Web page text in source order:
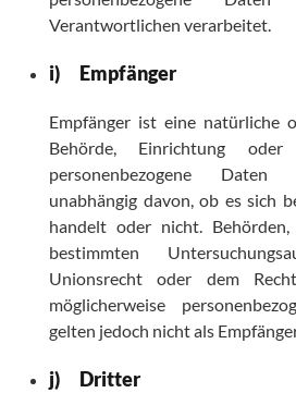
Verantwortlichen verarbeitet.
i) Empfänger
Empfänger ist eine natürliche
Behörde, Einrichtung
personenbezogene Daten
unabhängig davon, ob es sich
handelt oder nicht.
bestimmten
Unionsrecht oder dem
möglicherweise
gelten jedoch nicht als
j) Dritter